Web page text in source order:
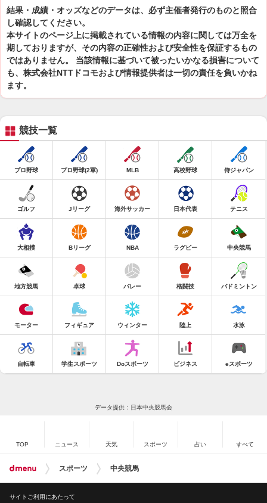
結果・成績・オッズなどのデータは、必ず主催者発行のものと照合
し確認してください。
本サイトのページ上に掲載されている情報の内容に関しては万全を
期しておりますが、その内容の正確性および安全性を保証するもの
ではありません。 当該情報に基づいて被ったいかなる損害について
も、株式会社NTTドコモおよび情報提供者は一切の責任を負いかね
ます。
競技一覧
プロ野球 プロ野球(2軍) MLB 高校野球 侍ジャパン
ゴルフ Jリーグ 海外サッカー 日本代表 テニス
大相撲 Bリーグ NBA ラグビー 中央競馬
地方競馬 卓球 バレー 格闘技 バドミントン
モーター フィギュア ウィンター 陸上 水泳
自転車 学生スポーツ Doスポーツ ビジネス eスポーツ
データ提供：日本中央競馬会
TOP ニュース 天気 スポーツ 占い すべて
スポーツ 中央競馬
サイトご利用にあたって